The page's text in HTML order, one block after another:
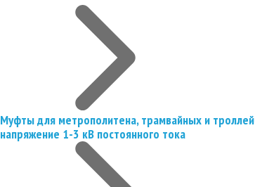
Муфты для метрополитена, трамвайных и
напряжение 1-3 кВ постоянного тока